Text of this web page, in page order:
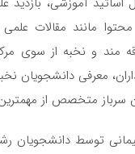
مانند مقالات
مند و نخبه از سوی
معرفی دانشجویان
متخصص از مهمترین
توسط دانشجویان